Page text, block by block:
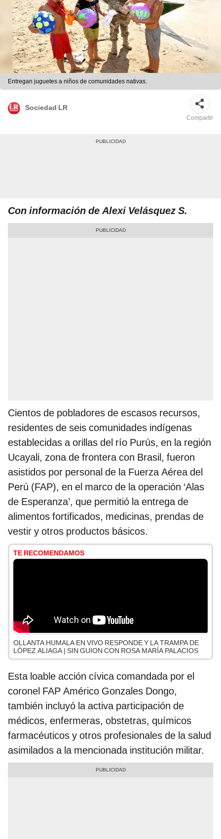
Entregan juguetes a niños de comunidades nativas.
Sociedad LR
Compartir
Con información de Alexi Velásquez S.
Cientos de pobladores de escasos recursos,
residentes de seis comunidades indígenas
establecidas a orillas del río Purús, en la región
Ucayali, zona de frontera con Brasil, fueron
asistidos por personal de la Fuerza Aérea del
Perú (FAP), en el marco de la operación ‘Alas
de Esperanza’, que permitió la entrega de
alimentos fortificados, medicinas, prendas de
vestir y otros productos básicos.
TE RECOMENDAMOS
OLLANTA HUMALA EN VIVO RESPONDE Y LA TRAMPA DE
LÓPEZ ALIAGA | SIN GUION CON ROSA MARÍA PALACIOS
Esta loable acción cívica comandada por el
coronel FAP Américo Gonzales Dongo,
también incluyó la activa participación de
médicos, enfermeras, obstetras, químicos
farmacéuticos y otros profesionales de la salud
asimilados a la mencionada institución militar.